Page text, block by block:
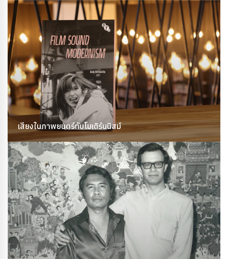
เสียงในภาพยนตร์กับโมเดิร์นนิสม์